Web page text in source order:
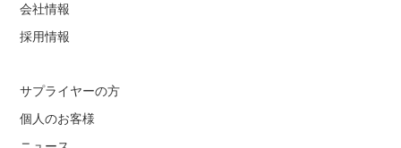
会社情報
採用情報
サプライヤーの方
個人のお客様